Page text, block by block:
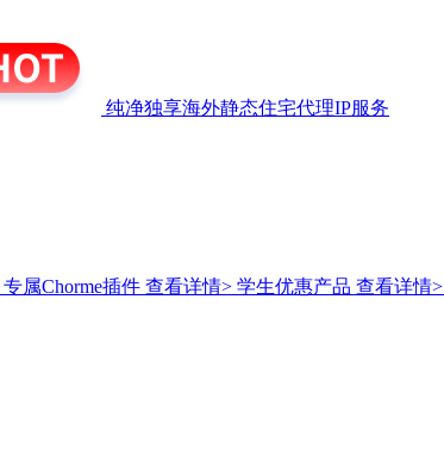
纯净独享海外静态住宅代理IP服务
专属Chorme插件 查看详情> 学生优惠产品 查看详情>